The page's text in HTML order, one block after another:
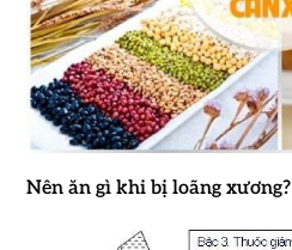
Nên ăn gì khi bị loãng xương?